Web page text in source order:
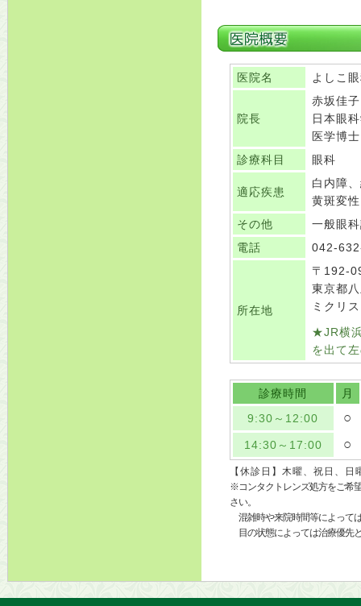
医院名 よしこ
院長
赤坂佳子
日本眼
医学博士
診療科目
眼科
適応疾患
白内障
黄斑変
その他
一般眼
電話
042-
所在地
〒192-
東京都
ミクリ
★JR横
を出て
診療時間
月
9:30～12:00
○
14:30～17:00 ○
【休診日】木曜、祝日、日
※コンタクトレンズ処方をご希
さい。
混雑時や来院時間等によって
目の状態によっては治療優先